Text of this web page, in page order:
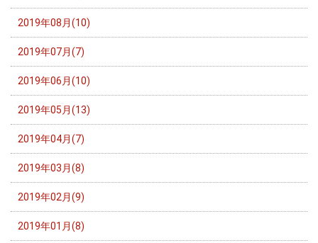
2019年08月(10)
2019年07月(7)
2019年06月(10)
2019年05月(13)
2019年04月(7)
2019年03月(8)
2019年02月(9)
2019年01月(8)